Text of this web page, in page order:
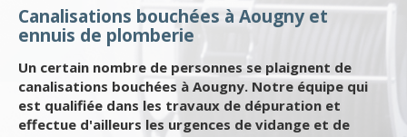
Canalisations bouchées à Aougny et
ennuis de plomberie
Un certain nombre de personnes se plaignent de
canalisations bouchées à Aougny. Notre équipe qui
est qualifiée dans les travaux de dépuration et
effectue d'ailleurs les urgences de vidange et de